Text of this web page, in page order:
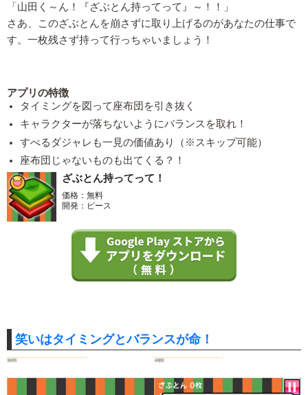
「山田く～ん！『ざぶとん持ってって』～！！」
さあ、このざぶとんを崩さずに取り上げるのがあなたの仕事で
す。一枚残さず持って行っちゃいましょう！
アプリの特徴
タイミングを図って座布団を引き抜く
キャラクターが落ちないようにバランスを取れ！
すべるダジャレも一見の価値あり（※スキップ可能）
座布団じゃないものも出てくる？！
ざぶとん持ってって！
価格：無料
開発：ピース
笑いはタイミングとバランスが命！